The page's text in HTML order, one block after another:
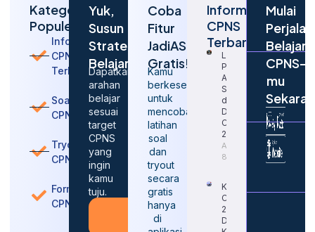
Kategori
Populer
Informasi
CPNS
Terbaru
Soal
CPNS
Tryout
CPNS
Formasi
CPNS
Yuk,
Susun
Strategi
Belajarmu
Dapatkan
arahan
belajar
sesuai
target
CPNS
yang
ingin
kamu
tuju.
Konsultasi
Gratis
Coba
Fitur
JadiASN
Gratis!
Kamu
berkesempatan
untuk
mencoba
latihan
soal
dan
tryout
secara
gratis
hanya
di
Informasi
CPNS
Terbaru
Langkah
Penting
Agar
Sukses
dalam
Daftar
CPNS
2026
August
8, 2026
Kapan
CPNS
2026
Dibuka
Mulai
Belajar
CPNS-
mu